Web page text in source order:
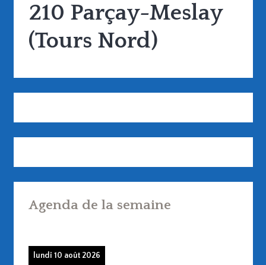
210 Parçay-Meslay
(Tours Nord)
Agenda de la semaine
lundi 10 août 2026